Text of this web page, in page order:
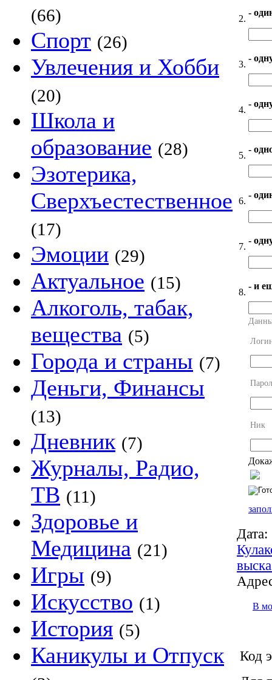
(66)
Спорт (26)
Увлечения и Хобби
(20)
Школа и
образование (28)
Эзотерика,
Сверхъестественное
(17)
Эмоции (29)
Актуальное (15)
Алкоголь, табак,
вещества (5)
Города и страны (7)
Деньги, Финансы
(13)
Дневник (7)
Журналы, Радио,
ТВ (11)
Здоровье и
Медицина (21)
Игры (9)
Искусство (1)
История (5)
Каникулы и Отпуск
2.
-
3.
-
4.
-
5.
-
6.
-
7.
-
8.
- и
Ник
Дата:
В
Код